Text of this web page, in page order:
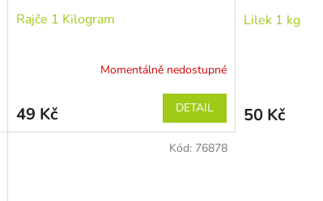
Rajče 1 Kilogram
Momentálně nedostupné
49 Kč DETAIL
Lilek 1 kg
50 Kč
Kód: 76878